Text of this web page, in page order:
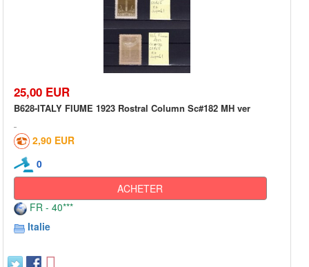
25,00 EUR
B628-ITALY FIUME 1923 Rostral Column Sc#182 MH ver
2,90 EUR
0
ACHETER
FR - 40***
Italie